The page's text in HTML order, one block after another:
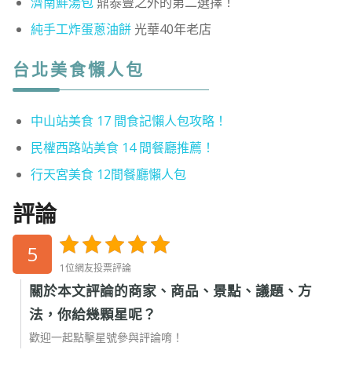
純手工炸蛋蔥油餅光華40年老店
台北美食懶人包
中山站美食 17 間食記懶人包攻略！
民權西路站美食 14 間餐廳推薦！
行天宮美食 12間餐廳懶人包
評論
5
1位網友投票評論
關於本文評論的商家、商品、景點、議題、方
法，你給幾顆星呢？
歡迎一起點擊星號參與評論唷！